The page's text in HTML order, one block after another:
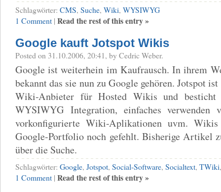
Schlagwörter: CMS, Suche, Wiki, WYSIWYG
1 Comment | Read the rest of this entry »
Google kauft Jotspot Wikis
Posted on 31.10.2006, 20:41, by Cedric Weber.
Google ist weiterhein im Kaufrausch. In ihrem
bekannt das sie nun zu Google gehören. Jotspot
Wiki-Anbieter für Hosted Wikis und besticht
WYSIWYG Integration, einfaches verwenden
vorkonfigurierte Wiki-Aplikationen uvm.
Google-Portfolio noch gefehlt. Bisherige Artikel
über die Suche.
Schlagwörter: Google, Jotspot, Social-Software, Socialtext, TWiki
1 Comment | Read the rest of this entry »